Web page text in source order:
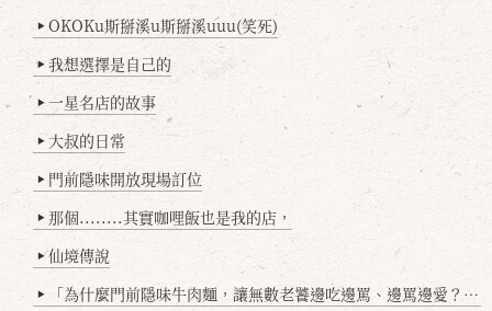
▶ OKOKu斯掰溪u斯掰溪uuu(笑死)
▶ 我想選擇是自己的
▶ 一星名店的故事
▶ 大叔的日常
▶ 門前隱味開放現場訂位
▶ 那個........其實咖哩飯也是我的店，
▶ 仙境傳說
▶ 「為什麼門前隱味牛肉麵，讓無數老饕邊吃邊罵、邊罵邊愛？小辣雞揭密！」